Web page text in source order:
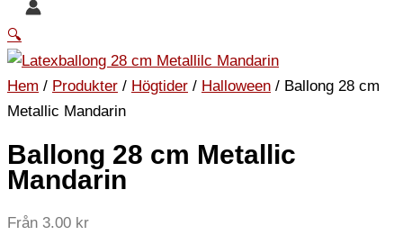
🔍
Hem / Produkter / Högtider / Halloween / Ballong 28 cm
Metallic Mandarin
Ballong 28 cm Metallic
Mandarin
Från 3.00 kr